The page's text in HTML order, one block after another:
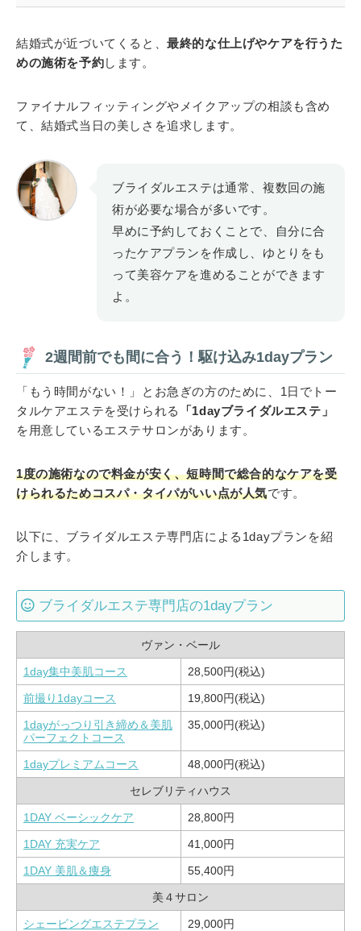
結婚式が近づいてくると、最終的な仕上げやケアを行うた
めの施術を予約します。
ファイナルフィッティングやメイクアップの相談も含め
て、結婚式当日の美しさを追求します。
ブライダルエステは通常、複数回の施
術が必要な場合が多いです。
早めに予約しておくことで、自分に合
ったケアプランを作成し、ゆとりをも
って美容ケアを進めることができます
よ。
2週間前でも間に合う！駆け込み1dayプラン
「もう時間がない！」とお急ぎの方のために、1日でトー
タルケアエステを受けられる
「1dayブライダルエステ」
を用意しているエステサロンがあります。
1度の施術なので料金が安く、短時間で総合的なケアを受
けられるためコスパ・タイパがいい点が人気です。
以下に、ブライダルエステ専門店による1dayプランを紹
介します。
ブライダルエステ専門店の1dayプラン
ヴァン・ベール
1day集中美肌コース 28,500円(税込)
前撮り1dayコース 19,800円(税込)
1dayがっつり引き締め＆美肌
パーフェクトコース
35,000円(税込)
1dayプレミアムコース 48,000円(税込)
セレブリティハウス
1DAY ベーシックケア 28,800円
1DAY 充実ケア 41,000円
1DAY 美肌＆痩身 55,400円
美４サロン
シェービングエステプラン 29,000円